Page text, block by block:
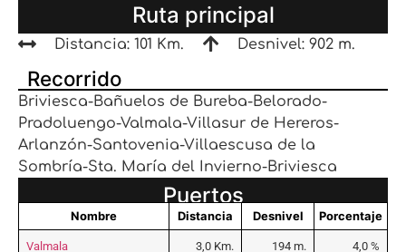
Ruta principal
Distancia: 101 Km. Desnivel: 902 m.
Recorrido
Briviesca-Bañuelos de Bureba-Belorado-
Pradoluengo-Valmala-Villasur de Hereros-
Arlanzón-Santovenia-Villaescusa de la
Sombría-Sta. María del Invierno-Briviesca
Puertos
Nombre Distancia Desnivel Porcentaje
Valmala 3,0 Km. 194 m. 4,0 %